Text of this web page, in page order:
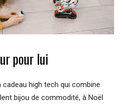
pour lui
high tech qui combine
bijou de commodité, à Noël